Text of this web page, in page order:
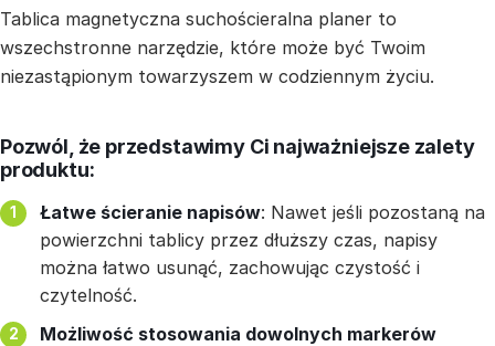
Tablica magnetyczna suchościeralna planer to
wszechstronne narzędzie, które może być Twoim
niezastąpionym towarzyszem w codziennym życiu.
Pozwól, że przedstawimy Ci najważniejsze zalety
produktu:
Łatwe ścieranie napisów: Nawet jeśli pozostaną na
powierzchni tablicy przez dłuższy czas, napisy
można łatwo usunąć, zachowując czystość i
czytelność.
Możliwość stosowania dowolnych markerów